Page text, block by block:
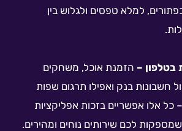
למלא טפסים ולגלוש בין
בטלפון – הזמנת אוכל, משחקים
חשבונות בנק ואפילו תרגום שפות
כל אלו אפשריים בזכות אפליקציות
לכם שירותים נוחים ומהירים.